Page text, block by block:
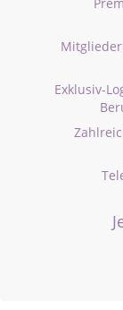
Exklusiv-